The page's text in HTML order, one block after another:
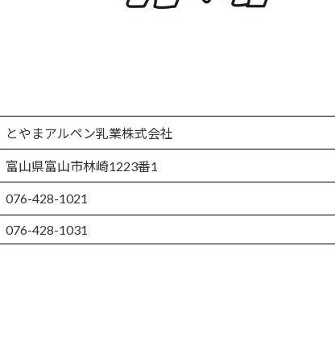
とやまアルペン乳業株式会社
富山県富山市林崎1223番1
076-428-1021
076-428-1031